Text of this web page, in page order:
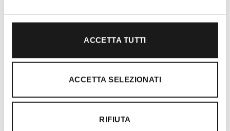
ACCETTA TUTTI
ACCETTA SELEZIONATI
RIFIUTA
Ti guidiamo alla scelta
Il nostro team è formato da personale